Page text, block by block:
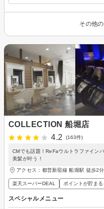
その他
COLLECTION 船堀店
4.2
(163件)
CMでも話題！ReFaウルトラファイン
美髪が叶う！
アクセス：都営新宿線 船堀駅 徒歩2
楽天スーパーDEAL ポイントが貯まる
スペシャルメニュー